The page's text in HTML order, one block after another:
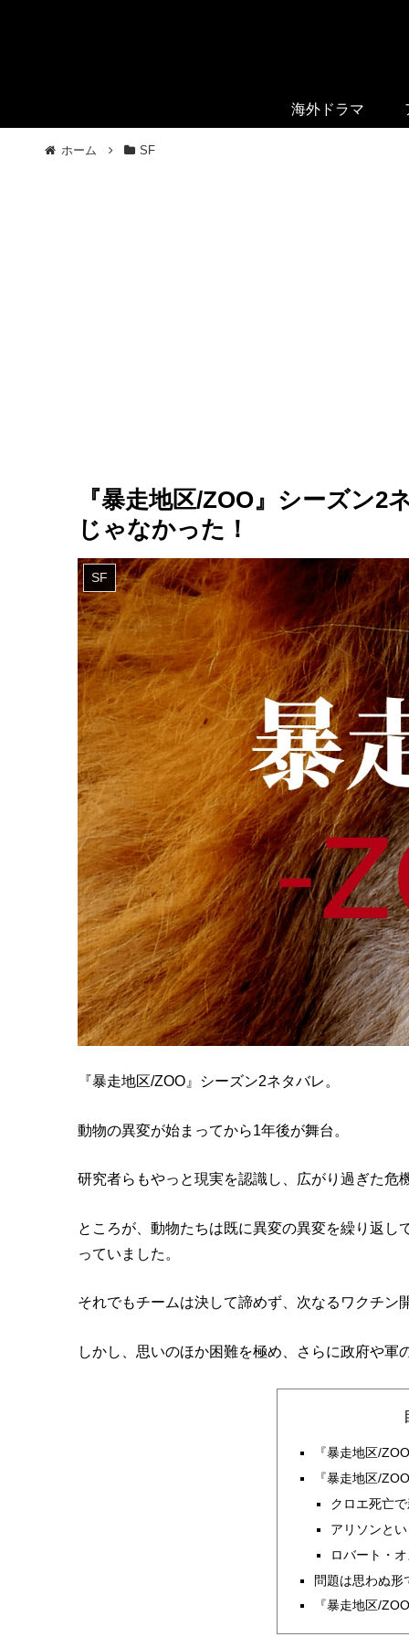
海外ドラマ
ホーム SF
『暴走地区/ZOO』シーズン2
じゃなかった！
SF
『暴走地区/ZOO』シーズン2ネタバレ。
動物の異変が始まってから1年後が舞台。
研究者らもやっと現実を認識し、広がり過ぎた危
ところが、動物たちは既に異変の異変を繰り返
っていました。
それでもチームは決して諦めず、次なるワクチン
しかし、思いのほか困難を極め、さらに政府や軍
『暴走地区/
『暴走地区/
クロエ死亡
アリソンと
ロバート・
問題は思わぬ形
『暴走地区/